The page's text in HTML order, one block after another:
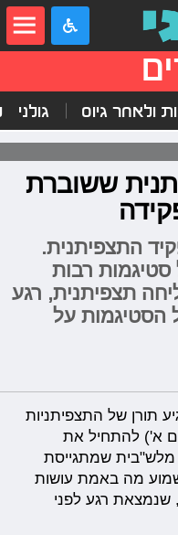
ולאחר גיוס גולני
ששוברת
התצפיתנית.
סטיגמות רבות
תצפיתנית, רגע
הסטיגמות על
תורן של התצפיתניות
א') להתחיל את
מלש"בית שמתגייסת
מה באמת עושות
שנמצאת רגע לפני